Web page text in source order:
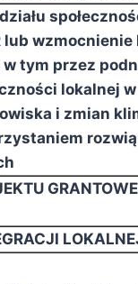
lub wzmocnienie
w tym przez
lokalnej
i zmian